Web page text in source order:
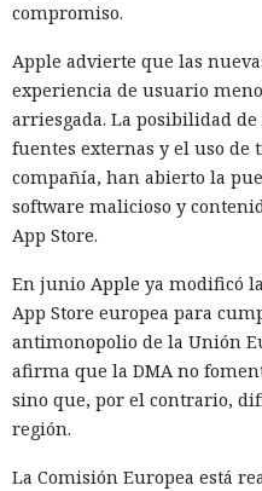
compromiso.
Apple advierte que las
experiencia de usuario
arriesgada. La posibilidad
fuentes externas y el uso de
compañía, han abierto la
software malicioso y
App Store.
En junio Apple ya modificó
App Store europea para
antimonopolio de la Unión
afirma que la DMA no
sino que, por el contrario,
región.
La Comisión Europea está